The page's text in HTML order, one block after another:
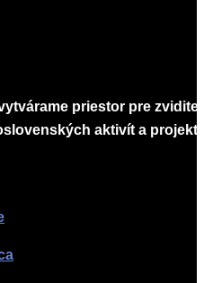
priestor pre
aktivít a